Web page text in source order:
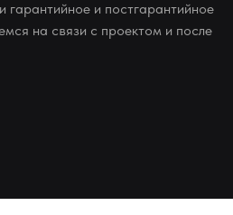
гарантийное и постгарантийное
на связи с проектом и после